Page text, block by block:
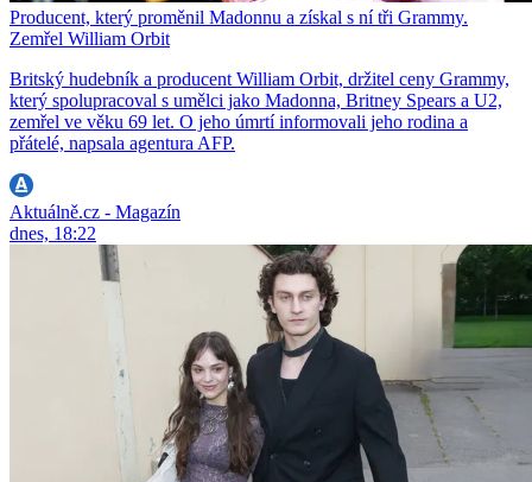
Producent, který proměnil Madonnu a získal s ní tři Grammy.
Zemřel William Orbit
Britský hudebník a producent William Orbit, držitel ceny Grammy,
který spolupracoval s umělci jako Madonna, Britney Spears a U2,
zemřel ve věku 69 let. O jeho úmrtí informovali jeho rodina a
přátelé, napsala agentura AFP.
Aktuálně.cz - Magazín
dnes, 18:22